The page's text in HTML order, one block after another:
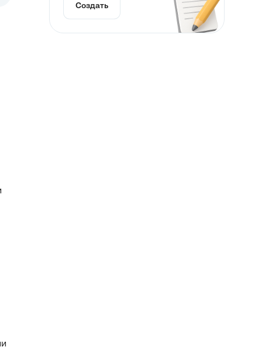
Создать